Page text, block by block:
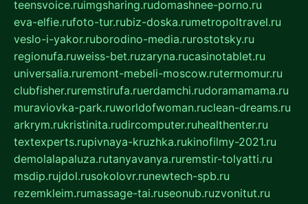
teensvoice.ruimgsharing.rudomashnee-porno.ru
eva-elfie.rufoto-tur.rubiz-doska.rumetropoltravel.ru
veslo-i-yakor.ruborodino-media.rurostotsky.ru
regionufa.ruweiss-bet.ruzaryna.rucasinotablet.ru
universalia.ruremont-mebeli-moscow.rutermomur.ru
clubfisher.ruremstirufa.ruerdamchi.rudoramamama.ru
muraviovka-park.ruworldofwoman.ruclean-dreams.ru
arkrym.rukristinita.rudircomputer.ruhealthenter.ru
textexperts.rupivnaya-kruzhka.rukinofilmy-2021.ru
demolalapaluza.rutanyavanya.ruremstir-tolyatti.ru
msdip.rujdol.rusokolovr.runewtech-spb.ru
rezemkleim.rumassage-tai.ruseonub.ruzvonitut.ru